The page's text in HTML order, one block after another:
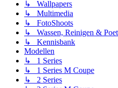
↳ Wallpapers
↳ Multimedia
↳ FotoShoots
↳ Wassen, Reinigen &
↳ Kennisbank
Modellen
↳ 1 Series
↳ 1 Series M Coupe
↳ 2 Series